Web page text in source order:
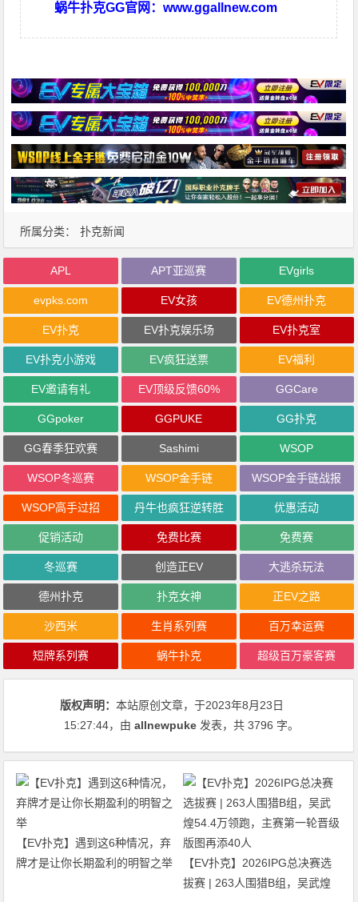
蜗牛扑克GG官网：www.ggallnew.com
所属分类： 扑克新闻
APL APT亚巡赛 EVgirls
evpks.com EV女孩 EV德州扑克
EV扑克 EV扑克娱乐场 EV扑克室
EV扑克小游戏 EV疯狂送票 EV福利
EV邀请有礼 EV顶级反馈60% GGCare
GGpoker GGPUKE GG扑克
GG春季狂欢赛 Sashimi WSOP
WSOP冬巡赛 WSOP金手链 WSOP金手链战报
WSOP高手过招 丹牛也疯狂逆转胜 优惠活动
促销活动 免费比赛 免费赛
冬巡赛 创造正EV 大逃杀玩法
德州扑克 扑克女神 正EV之路
沙西米 生肖系列赛 百万幸运赛
短牌系列赛 蜗牛扑克 超级百万豪客赛
版权声明：本站原创文章，于2023年8月23日
15:27:44，由allnewpuke 发表，共 3796 字。
【EV扑克】遇到这6种情况，弃
牌才是让你长期盈利的明智之举
【EV扑克】2026IPG总决赛选
拔赛 | 263人围猎B组，吴武煌